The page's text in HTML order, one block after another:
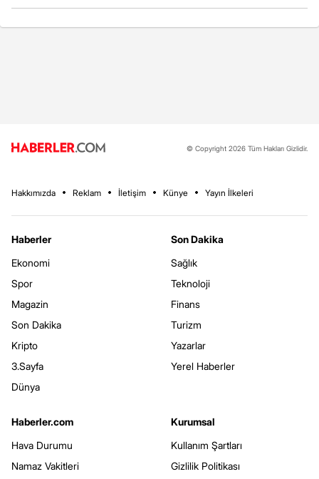
© Copyright 2026 Tüm Hakları Gizlidir.
Hakkımızda Reklam İletişim Künye Yayın İlkeleri
Haberler
Ekonomi
Spor
Magazin
Son Dakika
Kripto
3.Sayfa
Dünya
Son Dakika
Sağlık
Teknoloji
Finans
Turizm
Yazarlar
Yerel Haberler
Haberler.com
Hava Durumu
Namaz Vakitleri
Kurumsal
Kullanım Şartları
Gizlilik Politikası